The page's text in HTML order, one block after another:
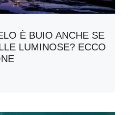
È BUIO ANCHE SE
LUMINOSE? ECCO